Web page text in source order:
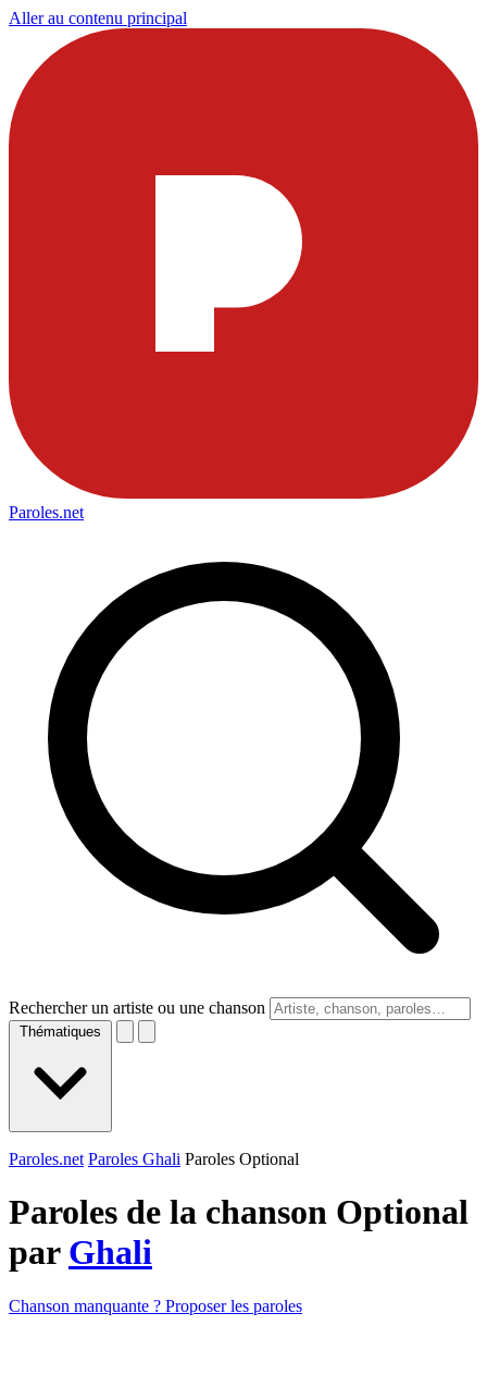
Aller au contenu principal
Paroles.net
Rechercher un artiste ou une chanson
Thématiques
Paroles.net Paroles Ghali Paroles Optional
Paroles de la chanson Optional
par Ghali
Chanson manquante ? Proposer les paroles